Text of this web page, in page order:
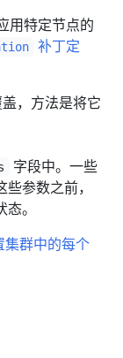
用特定节点的
补丁定
，方法是将它
字段中。一些
参数之前，
。
群中的每个